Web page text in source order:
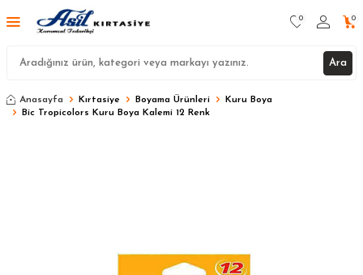
Ara
0 0
Anasayfa Kırtasiye Boyama Ürünleri
Kuru Boya
Bic Tropicolors Kuru Boya Kalemi 12 Renk